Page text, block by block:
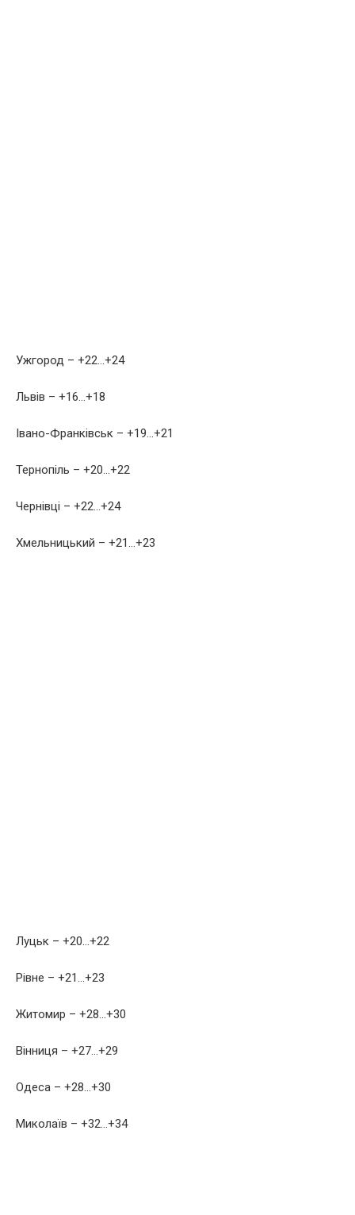
Ужгород – +22…+24
Львів – +16…+18
Івано-Франківськ – +19…+21
Тернопіль – +20…+22
Чернівці – +22…+24
Хмельницький – +21…+23
Луцьк – +20…+22
Рівне – +21…+23
Житомир – +28…+30
Вінниця – +27…+29
Одеса – +28…+30
Миколаїв – +32…+34